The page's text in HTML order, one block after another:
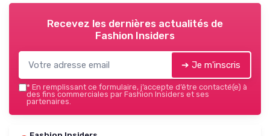
Recevez les dernières actualités de
Fashion Insiders
➔ Je m'inscris
* En remplissant ce formulaire, j’accepte d’être contacté(e) à
des fins commerciales par Fashion Insiders et ses
partenaires.